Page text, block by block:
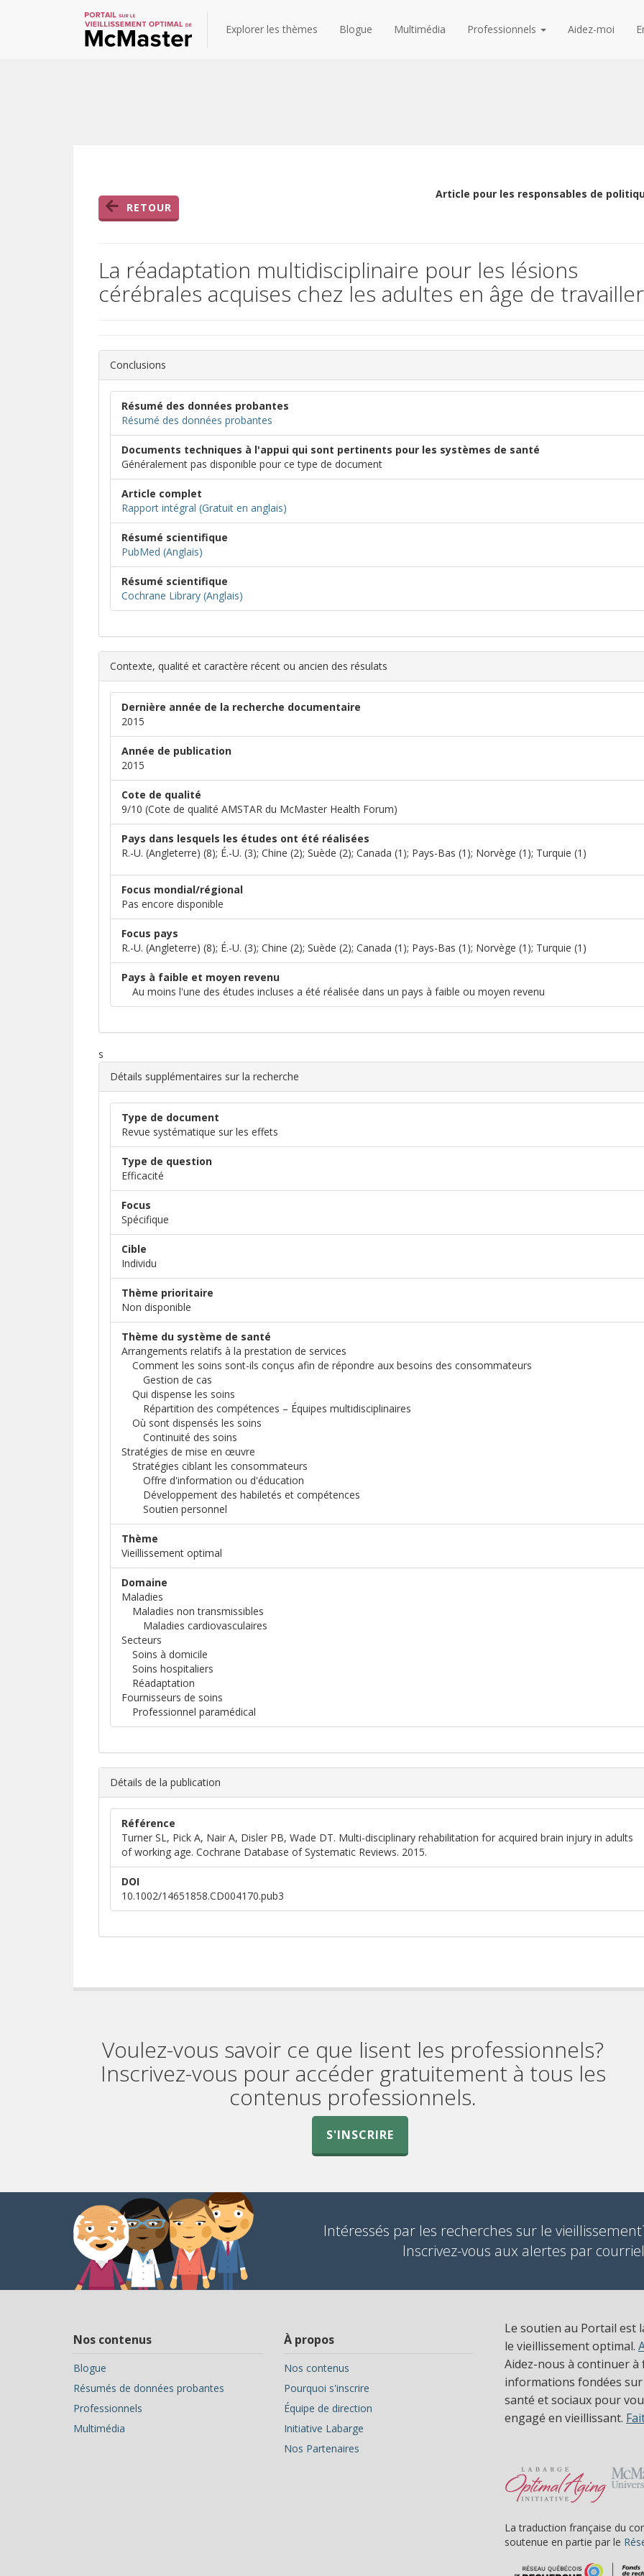
Explorer les thèmes Blogue Multimédia Professionnels Aidez-moi
RETOUR
Article pour les responsables de
La réadaptation multidisciplinaire pour les lésions
cérébrales acquises chez les adultes en âge de travailler
Conclusions
Résumé des données probantes
Résumé des données probantes
Documents techniques à l'appui qui sont pertinents pour les systèmes de santé
Généralement pas disponible pour ce type de document
Article complet
Rapport intégral (Gratuit en anglais)
Résumé scientifique
PubMed (Anglais)
Résumé scientifique
Cochrane Library (Anglais)
Contexte, qualité et caractère récent ou ancien des résulats
Dernière année de la recherche documentaire
2015
Année de publication
2015
Cote de qualité
9/10 (Cote de qualité AMSTAR du McMaster Health Forum)
Pays dans lesquels les études ont été réalisées
R.-U. (Angleterre) (8); É.-U. (3); Chine (2); Suède (2); Canada (1); Pays-Bas (1); Norvège (1); Turquie (1)
Focus mondial/régional
Pas encore disponible
Focus pays
R.-U. (Angleterre) (8); É.-U. (3); Chine (2); Suède (2); Canada (1); Pays-Bas (1); Norvège (1); Turquie (1)
Pays à faible et moyen revenu
Au moins l'une des études incluses a été réalisée dans un pays à faible ou moyen revenu
s
Détails supplémentaires sur la recherche
Type de document
Revue systématique sur les effets
Type de question
Efficacité
Focus
Spécifique
Cible
Individu
Thème prioritaire
Non disponible
Thème du système de santé
Arrangements relatifs à la prestation de services
Comment les soins sont-ils conçus afin de répondre aux besoins des consommateurs
Gestion de cas
Qui dispense les soins
Répartition des compétences – Équipes multidisciplinaires
Où sont dispensés les soins
Continuité des soins
Stratégies de mise en œuvre
Stratégies ciblant les consommateurs
Offre d'information ou d'éducation
Développement des habiletés et compétences
Soutien personnel
Thème
Vieillissement optimal
Domaine
Maladies
Maladies non transmissibles
Maladies cardiovasculaires
Secteurs
Soins à domicile
Soins hospitaliers
Réadaptation
Fournisseurs de soins
Professionnel paramédical
Détails de la publication
Référence
Turner SL, Pick A, Nair A, Disler PB, Wade DT. Multi-disciplinary rehabilitation for acquired brain injury in adults
of working age. Cochrane Database of Systematic Reviews. 2015.
DOI
10.1002/14651858.CD004170.pub3
Voulez-vous savoir ce que lisent les professionnels?
Inscrivez-vous pour accéder gratuitement à tous les
contenus professionnels.
S'INSCRIRE
Intéressés par les recherches sur le
Inscrivez-vous aux alertes par
Nos contenus
Blogue
Résumés de données probantes
Professionnels
Multimédia
À propos
Nos contenus
Pourquoi s'inscrire
Équipe de direction
Initiative Labarge
Nos Partenaires
Le soutien au Portail est
le vieillissement optimal.
Aidez-nous à continuer à
informations fondées
santé et sociaux pour
engagé en vieillissant.
La traduction française du
soutenue en partie par le